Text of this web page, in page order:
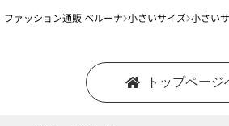
ファッション通販 ベルーナ 小さいサイズ 小さい
トップページ